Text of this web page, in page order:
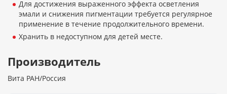
Для достижения выраженного эффекта осветления
эмали и снижения пигментации требуется регулярное
применение в течение продолжительного времени.
Хранить в недоступном для детей месте.
Производитель
Вита РАН/Россия